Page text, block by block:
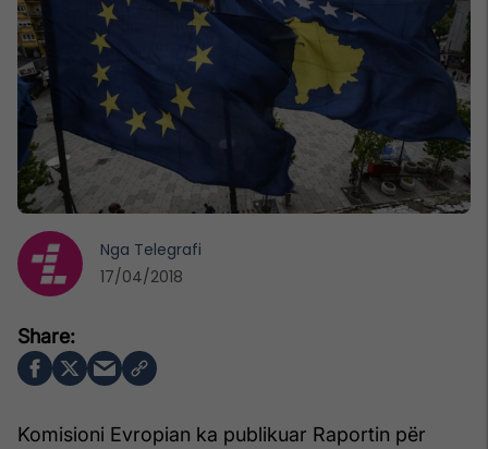
Komisioni Evropian ka publikuar Raportin për
Nga Telegrafi
17/04/2018